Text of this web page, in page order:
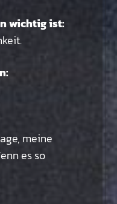
wichtig ist:
meine
es so